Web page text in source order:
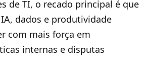
de TI, o recado principal é que
dados e produtividade
com mais força em
internas e disputas